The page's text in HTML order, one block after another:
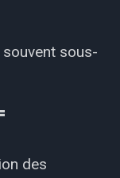
souvent sous-
des